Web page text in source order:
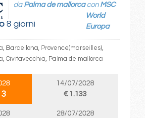
8 giorni
da Palma de mallorcacon MSC
World
Europa
Barcellona, Provence(marseilles),
Civitavecchia, Palma de mallorca
14/07/2028
€ 1.133
28/07/2028